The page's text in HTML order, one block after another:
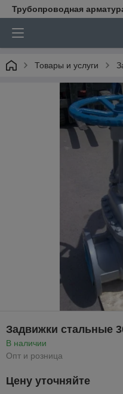
Трубопроводная
Товары и услуги
Задвижки стальные
В наличии
Опт и розница
Цену уточняйте